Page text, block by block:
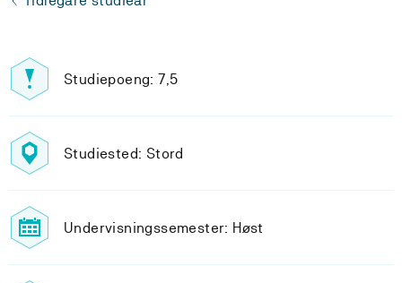
Studiepoeng: 7,5
Studiested: Stord
Undervisningssemester: Høst